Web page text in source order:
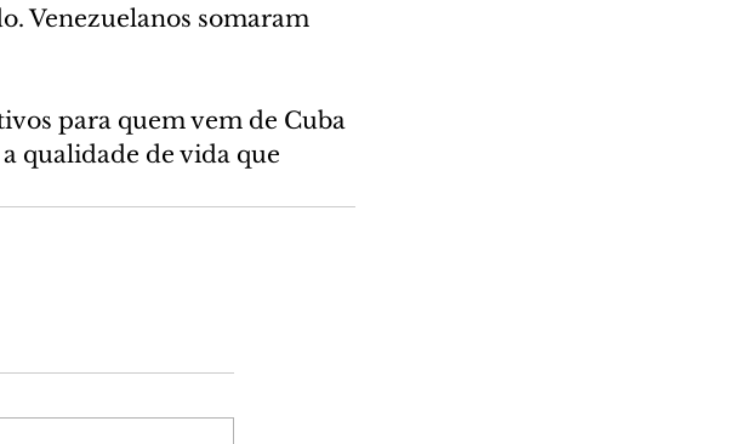
Venezuelanos somaram
para quem vem de Cuba
qualidade de vida que